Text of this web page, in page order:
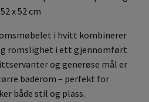
x 52 cm
i hvitt kombinerer
romslighet i ett gjennomført
og generøse mål er
baderom – perfekt for
både stil og plass.